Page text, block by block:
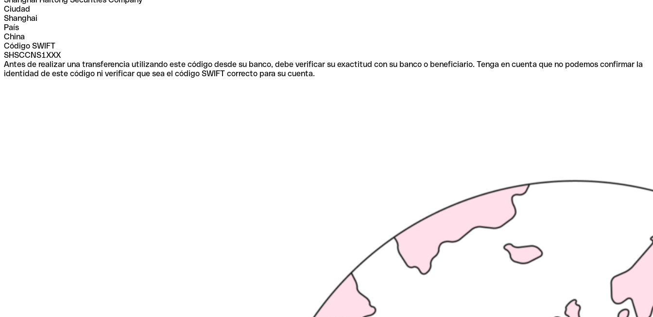
Ciudad
Shanghai
País
China
Código SWIFT
SHSCCNS1XXX
Antes de realizar una transferencia utilizando este código desde su banco, debe verificar su exactitud con su banco o beneficiario. Tenga en cuenta que no podemos confirmar la
identidad de este código ni verificar que sea el código SWIFT correcto para su cuenta.